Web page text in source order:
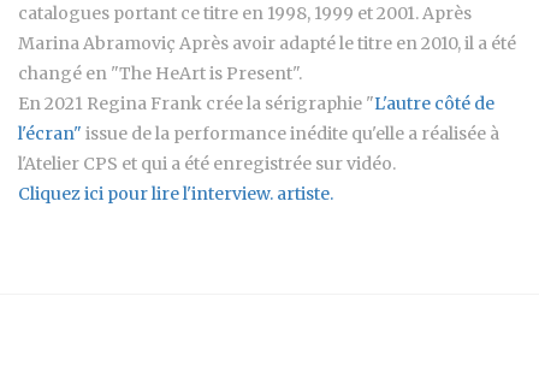
catalogues portant ce titre en 1998, 1999 et 2001. Après
Marina Abramoviç Après avoir adapté le titre en 2010, il a été
changé en "The HeArt is Present".
En 2021 Regina Frank crée la sérigraphie "L'autre côté de
l'écran" issue de la performance inédite qu'elle a réalisée à
l'Atelier CPS et qui a été enregistrée sur vidéo.
Cliquez ici pour lire l'interview. artiste.